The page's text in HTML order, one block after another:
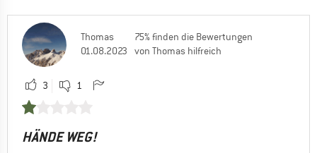
Thomas
01.08.2023
75% finden die Bewertungen
von Thomas hilfreich
3 1
HÄNDE WEG!